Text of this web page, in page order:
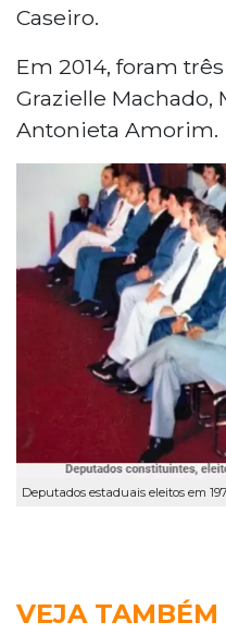
Caseiro.
Em 2014, foram
Grazielle Machado,
Antonieta Amorim.
Deputados estaduais eleitos em
VEJA TAMBÉM